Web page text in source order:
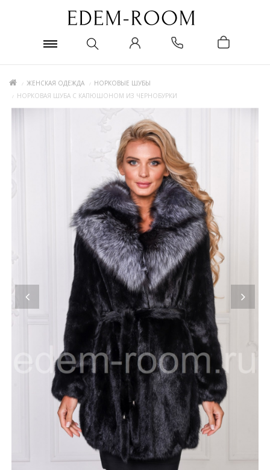
ЖЕНСКАЯ ОДЕЖДА
НОРКОВЫЕ ШУБЫ
НОРКОВАЯ ШУБА С КАПЮШОНОМ ИЗ ЧЕРНОБУРКИ